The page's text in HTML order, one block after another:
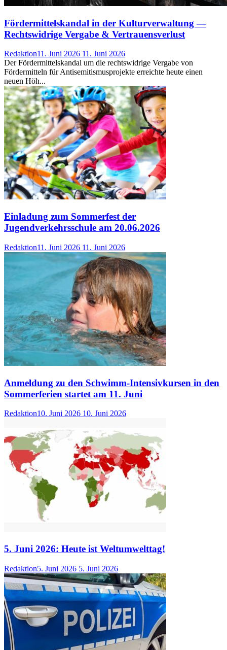
Fördermittelskandal in der Kulturverwaltung —
Rechtswidrige Vergabe & Vertrauensverlust
Redaktion11. Juni 2026 11. Juni 2026
Der Fördermittelskandal um die rechtswidrige Vergabe von
Fördermitteln für Antisemitismusprojekte erreichte heute einen
neuen Höh...
Einladung zum Sommerfest der
Jugendverkehrsschule am 20.06.2026
Redaktion11. Juni 2026 11. Juni 2026
Anmeldung zu den Schwimm-Intensivkursen in den
Sommerferien startet am 11. Juni
Redaktion10. Juni 2026 10. Juni 2026
5. Juni 2026: Heute ist Weltumwelttag!
Redaktion5. Juni 2026 5. Juni 2026